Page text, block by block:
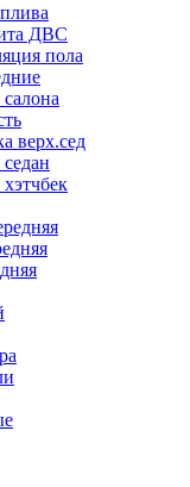
ДВС
пола
верх.сед